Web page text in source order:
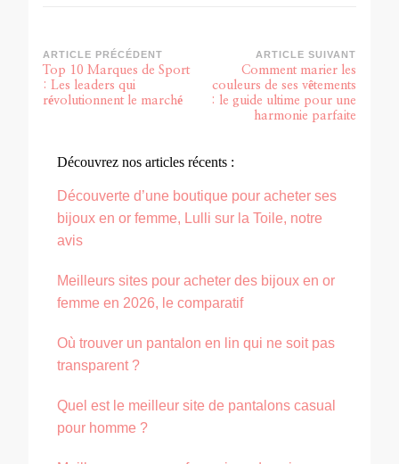
ARTICLE PRÉCÉDENT
Top 10 Marques de Sport
: Les leaders qui
révolutionnent le marché
ARTICLE SUIVANT
Comment marier les
couleurs de ses vêtements
: le guide ultime pour une
harmonie parfaite
Découvrez nos articles récents :
Découverte d’une boutique pour acheter ses
bijoux en or femme, Lulli sur la Toile, notre
avis
Meilleurs sites pour acheter des bijoux en or
femme en 2026, le comparatif
Où trouver un pantalon en lin qui ne soit pas
transparent ?
Quel est le meilleur site de pantalons casual
pour homme ?